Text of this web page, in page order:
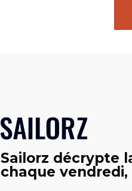
Sailorz décrypte
chaque vendredi,